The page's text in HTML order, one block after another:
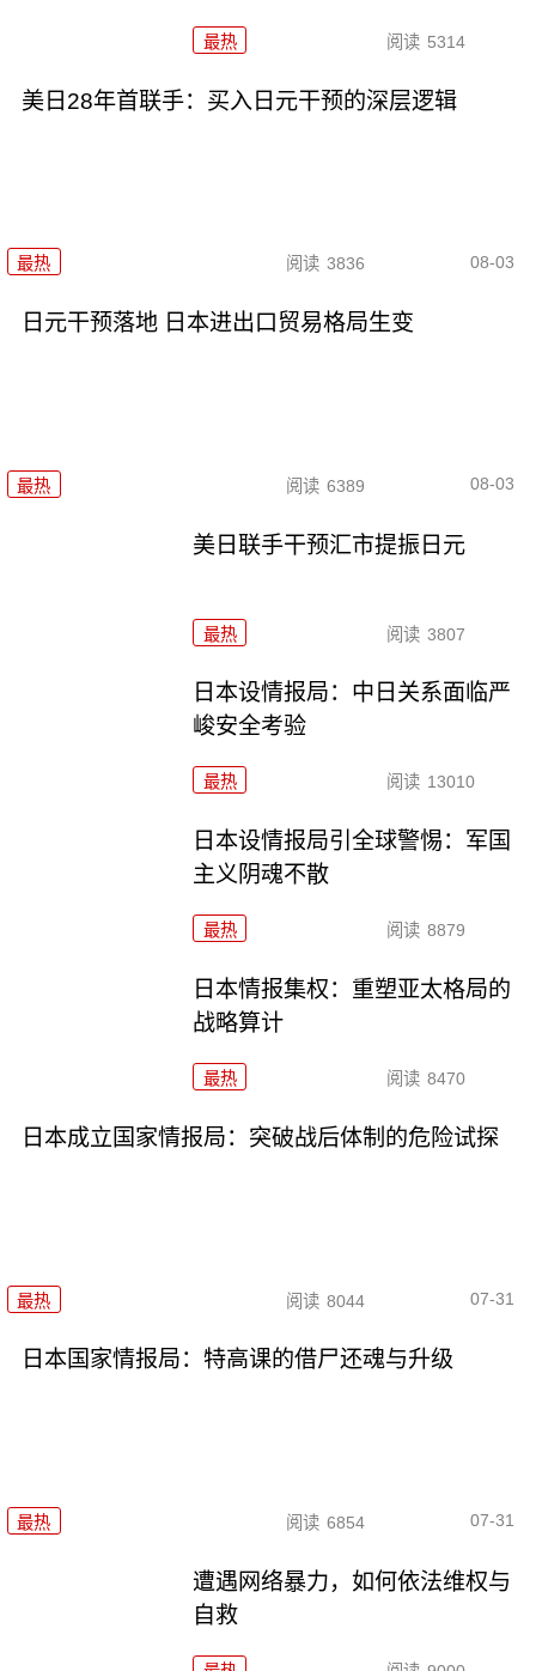
最热 阅读 5314
美日28年首联手：买入日元干预的深层逻辑
最热 阅读 3836 08-03
日元干预落地 日本进出口贸易格局生变
最热 阅读 6389 08-03
美日联手干预汇市提振日元
最热 阅读 3807
日本设情报局：中日关系面临严
峻安全考验
最热 阅读 13010
日本设情报局引全球警惕：军国
主义阴魂不散
最热 阅读 8879
日本情报集权：重塑亚太格局的
战略算计
最热 阅读 8470
日本成立国家情报局：突破战后体制的危险试探
最热 阅读 8044 07-31
日本国家情报局：特高课的借尸还魂与升级
最热 阅读 6854 07-31
遭遇网络暴力，如何依法维权与
自救